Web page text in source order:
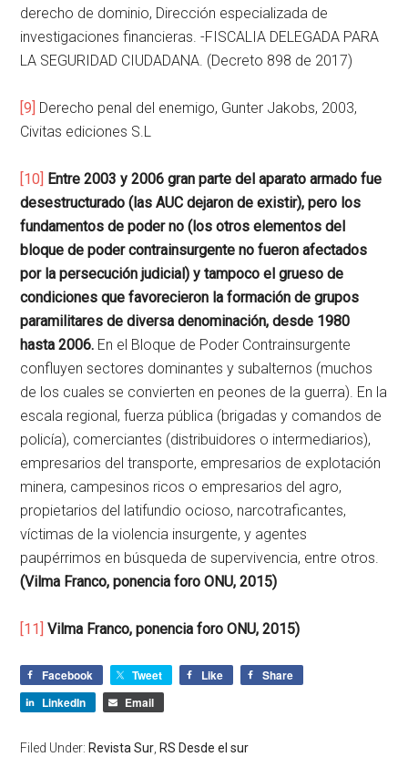
derecho de dominio, Dirección especializada de
investigaciones financieras. -FISCALIA DELEGADA PARA
LA SEGURIDAD CIUDADANA. (Decreto 898 de 2017)
[9] Derecho penal del enemigo, Gunter Jakobs, 2003,
Civitas ediciones S.L
[10] Entre 2003 y 2006 gran parte del aparato armado fue
desestructurado (las AUC dejaron de existir), pero los
fundamentos de poder no (los otros elementos del
bloque de poder contrainsurgente no fueron afectados
por la persecución judicial) y tampoco el grueso de
condiciones que favorecieron la formación de grupos
paramilitares de diversa denominación, desde 1980
hasta 2006. En el Bloque de Poder Contrainsurgente
confluyen sectores dominantes y subalternos (muchos
de los cuales se convierten en peones de la guerra). En la
escala regional, fuerza pública (brigadas y comandos de
policía), comerciantes (distribuidores o intermediarios),
empresarios del transporte, empresarios de explotación
minera, campesinos ricos o empresarios del agro,
propietarios del latifundio ocioso, narcotraficantes,
víctimas de la violencia insurgente, y agentes
paupérrimos en búsqueda de supervivencia, entre otros.
(Vilma Franco, ponencia foro ONU, 2015)
[11] Vilma Franco, ponencia foro ONU, 2015)
Facebook Tweet Like
Share
LinkedIn
Email
Filed Under: Revista Sur RS Desde el sur